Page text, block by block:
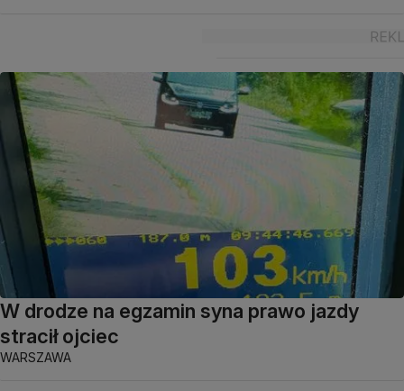
W drodze na egzamin syna prawo jazdy
stracił ojciec
WARSZAWA